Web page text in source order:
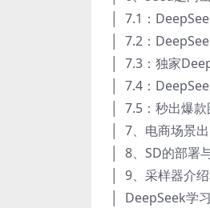
│ 7.1：
│ 7.2：
│ 7.3：独家
│ 7.4：
│ 7.5：秒出爆
│ 7、电商场景
│ 8、SD的部署
│ 9、采样器介
│ DeepSeek学